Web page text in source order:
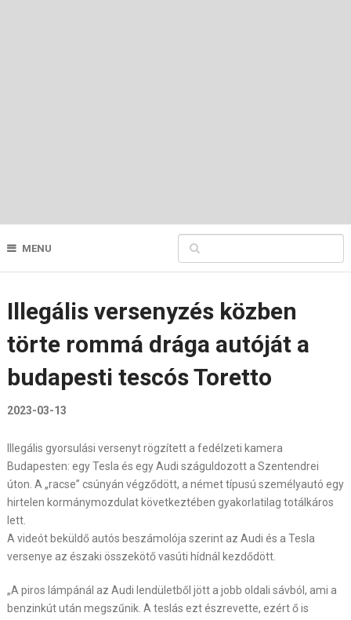
MENU
Illegális versenyzés közben
törte rommá drága autóját a
budapesti tescós Toretto
2023-03-13
Illegális gyorsulási versenyt rögzített a fedélzeti kamera
Budapesten: egy Tesla és egy Audi száguldozott a Szentendrei
úton. A „racse” csúnyán végződött, a német típusú személyautó egy
hirtelen kormánymozdulat következtében gyakorlatilag totálkáros
lett.
A videót beküldő autós beszámolója szerint az Audi és a Tesla
versenye az északi összekötő vasúti hídnál kezdődött.
„A piros lámpánál az Audi lendületből jött a jobb oldali sávból, ami a
benzinkút után megszűnik. A teslás ezt észrevette, ezért ő is